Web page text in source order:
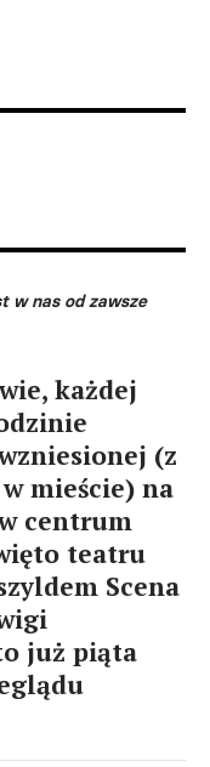
w nas od zawsze
każdej
(z
mieście) na
centrum
teatru
Scena
już piąta